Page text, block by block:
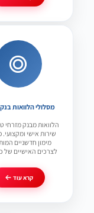
מסלולי הלוואות
הלוואות מבנק מזרחי
שירות אישי ומקצועי.
מימון חדשניים
לצרכים האישיים של
קרא עוד